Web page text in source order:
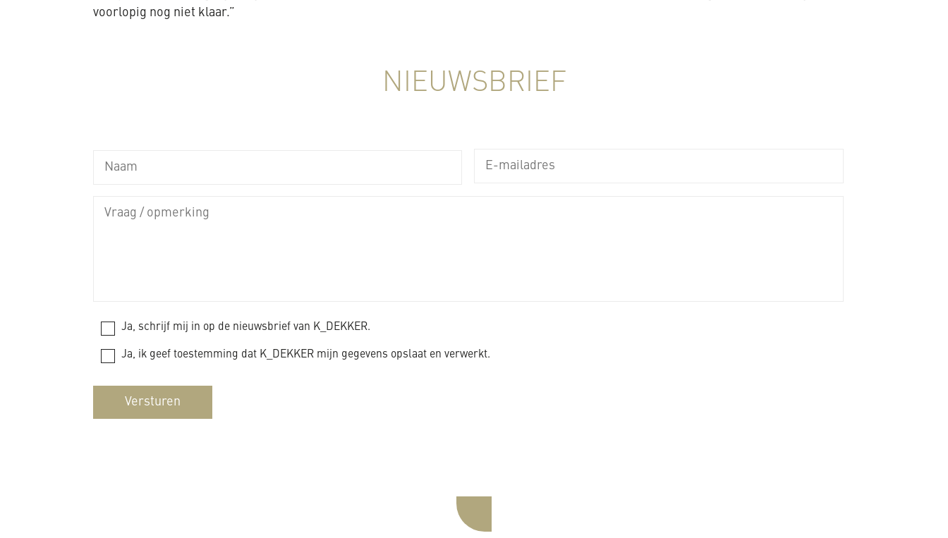
voorlopig nog niet klaar.”
NIEUWSBRIEF
Ja, schrijf mij in op de nieuwsbrief van K_DEKKER.
Ja, ik geef toestemming dat K_DEKKER mijn gegevens opslaat en verwerkt.